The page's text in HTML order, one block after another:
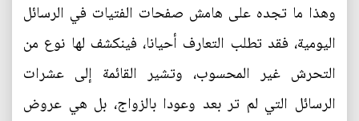
وهذا ما تجده على هامش صفحات الفتيات في الرسائل
اليومية، فقد تطلب التعارف أحيانا، فينكشف لها نوع من
التحرش غير المحسوب، وتشير القائمة إلى عشرات
الرسائل التي لم تر بعد وعودا بالزواج، بل هي عروض